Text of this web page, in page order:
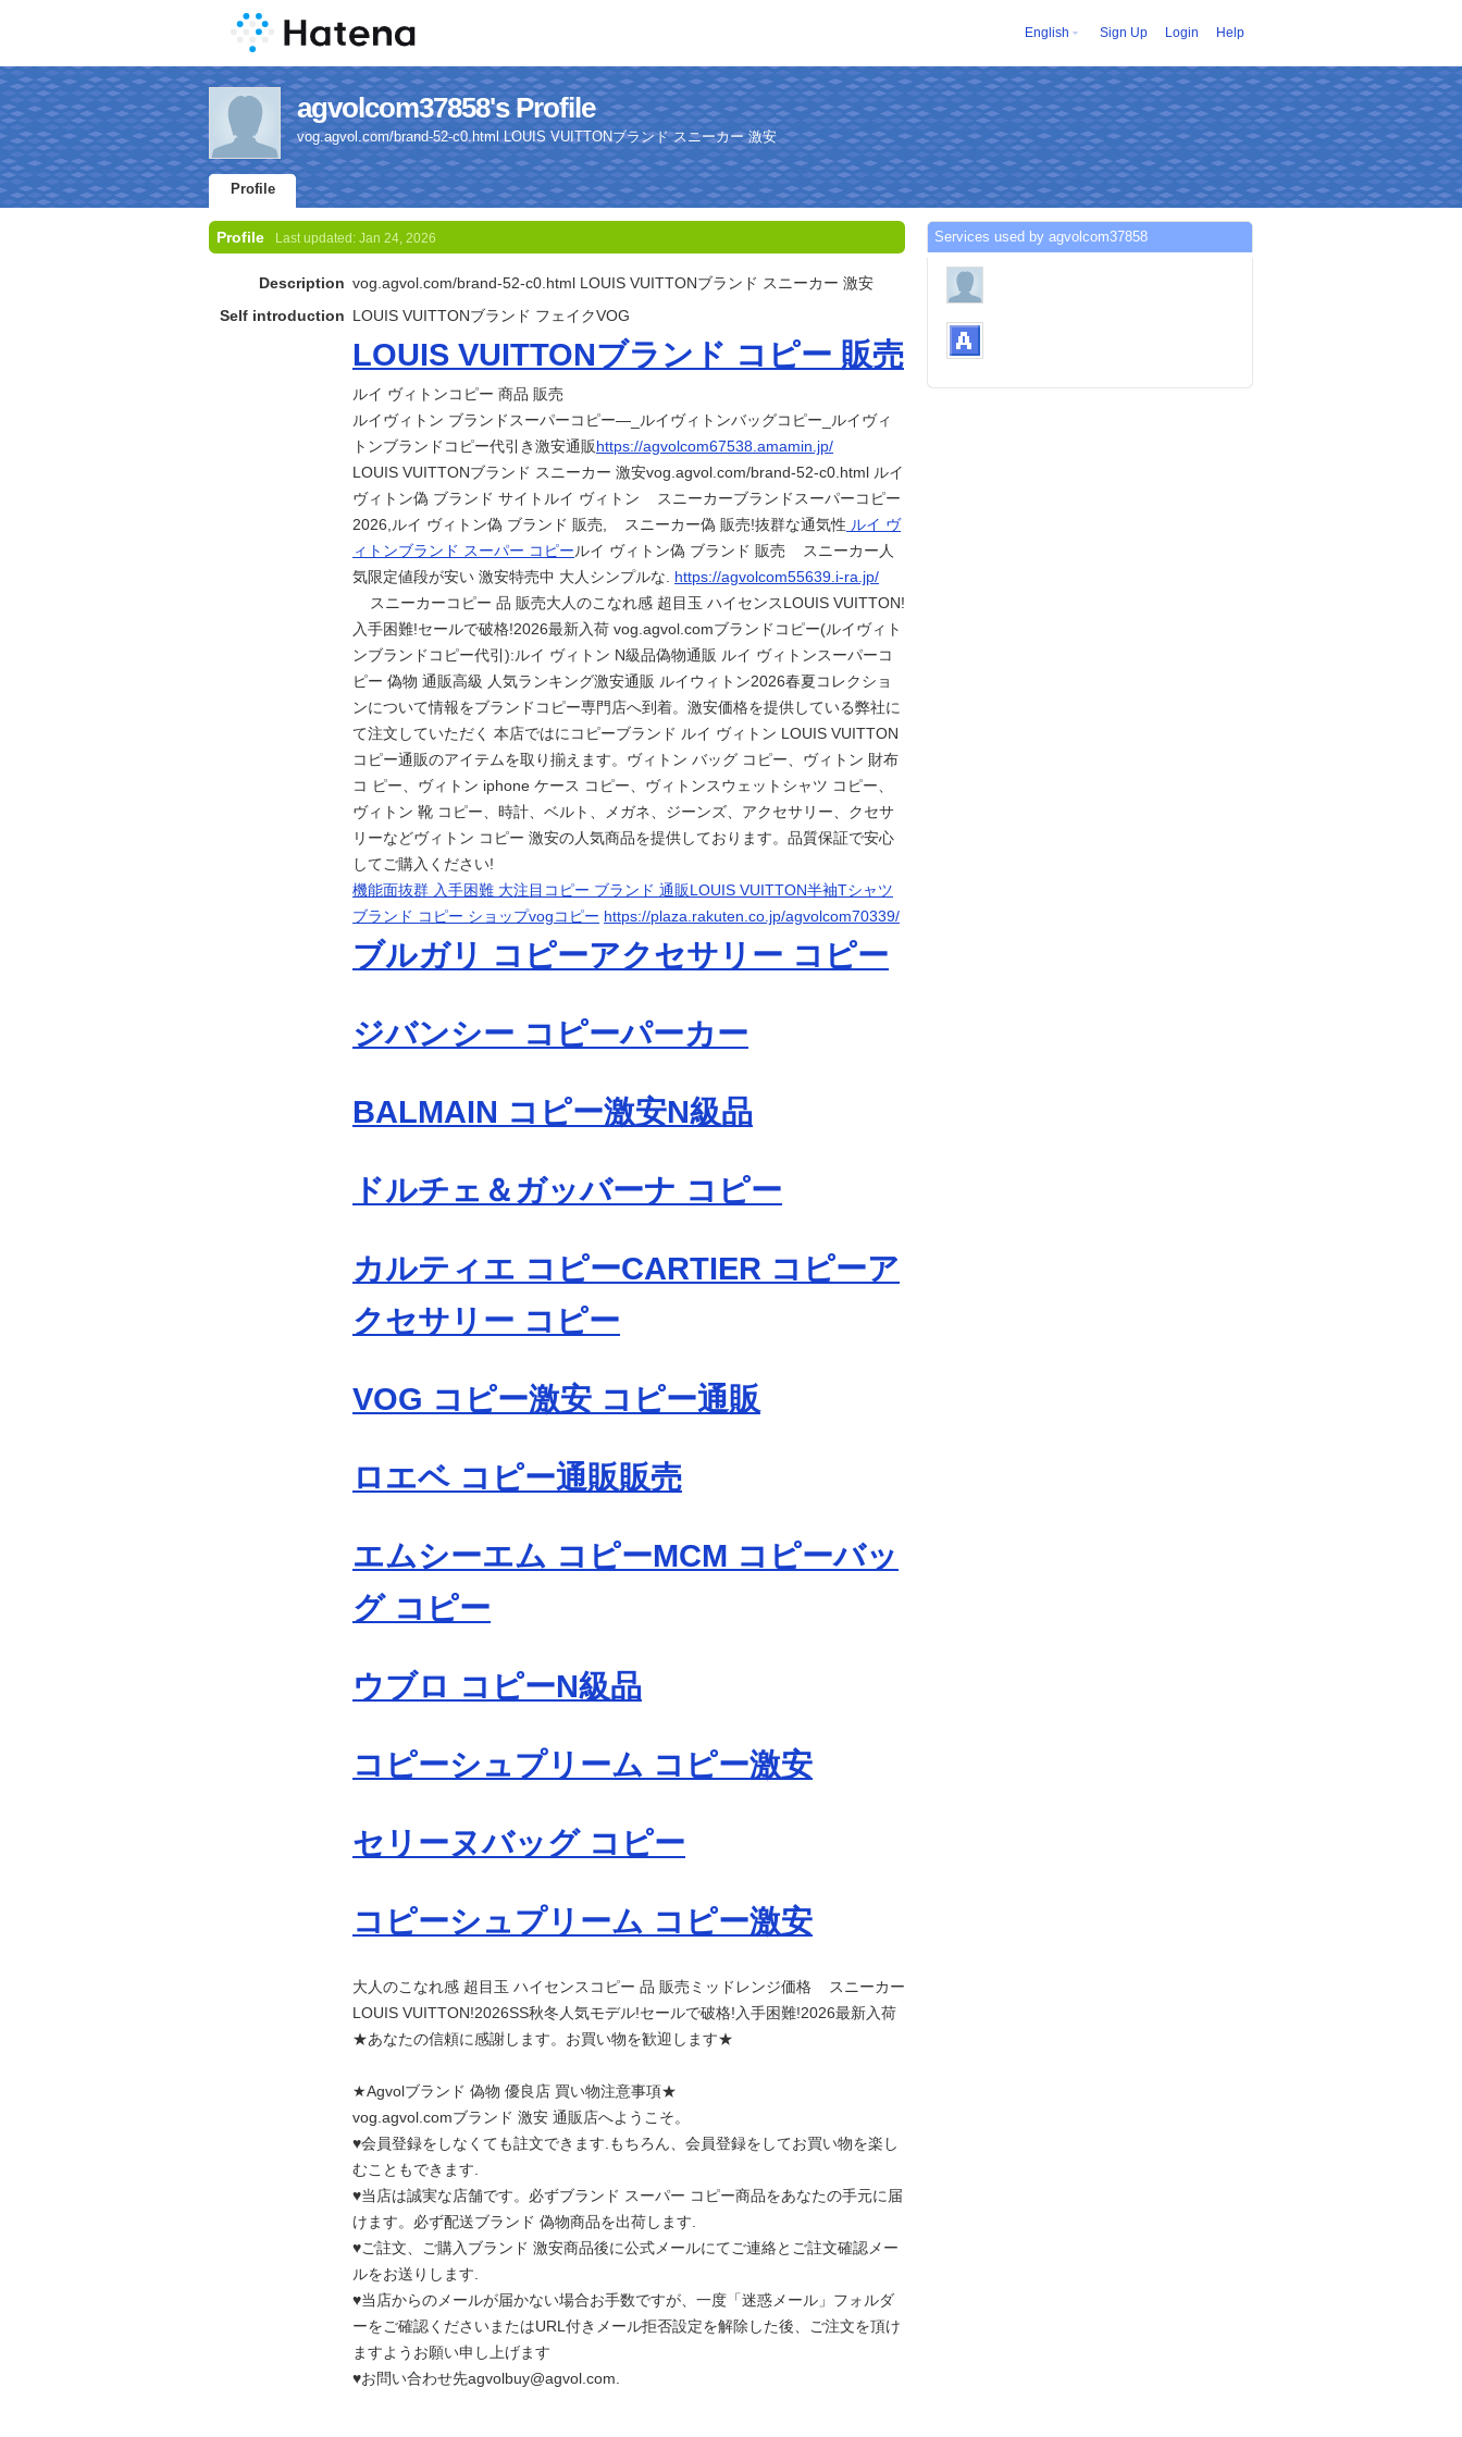
English Sign Up Login Help
agvolcom37858's Profile
vog.agvol.com/brand-52-c0.html LOUIS VUITTONブランド スニーカー 激安
Profile
Profile Last updated: Jan 24, 2026
Description vog.agvol.com/brand-52-c0.html LOUIS VUITTONブランド スニーカー 激安
Self introduction LOUIS VUITTONブランド フェイクVOG
LOUIS VUITTONブランド コピー 販売
ルイ ヴィトンコピー 商品 販売
ルイヴィトン ブランドスーパーコピー—_ルイヴィトンバッグコピー_ルイヴィ
トンブランドコピー代引き激安通販https://agvolcom67538.amamin.jp/
LOUIS VUITTONブランド スニーカー 激安vog.agvol.com/brand-52-c0.html ルイ
ヴィトン偽 ブランド サイトルイ ヴィトン スニーカーブランドスーパーコピー
2026,ルイ ヴィトン偽 ブランド 販売, スニーカー偽 販売!抜群な通気性 ルイ ヴ
ィトンブランド スーパー コピールイ ヴィトン偽 ブランド 販売 スニーカー人
気限定値段が安い 激安特売中 大人シンプルな. https://agvolcom55639.i-ra.jp/
スニーカーコピー 品 販売大人のこなれ感 超目玉 ハイセンスLOUIS VUITTON!
入手困難!セールで破格!2026最新入荷 vog.agvol.comブランドコピー(ルイヴィト
ンブランドコピー代引):ルイ ヴィトン N級品偽物通販 ルイ ヴィトンスーパーコ
ピー 偽物 通販高級 人気ランキング激安通販 ルイウィトン2026春夏コレクショ
ンについて情報をブランドコピー専門店へ到着。激安価格を提供している弊社に
て注文していただく 本店ではにコピーブランド ルイ ヴィトン LOUIS VUITTON
コピー通販のアイテムを取り揃えます。ヴィトン バッグ コピー、ヴィトン 財布
コ ピー、ヴィトン iphone ケース コピー、ヴィトンスウェットシャツ コピー、
ヴィトン 靴 コピー、時計、ベルト、メガネ、ジーンズ、アクセサリー、クセサ
リーなどヴィトン コピー 激安の人気商品を提供しております。品質保証で安心
してご購入ください!
機能面抜群 入手困難 大注目コピー ブランド 通販LOUIS VUITTON半袖Tシャツ
ブランド コピー ショップvogコピー https://plaza.rakuten.co.jp/agvolcom70339/
ブルガリ コピーアクセサリー コピー
ジバンシー コピーパーカー
BALMAIN コピー激安N級品
ドルチェ＆ガッバーナ コピー
カルティエ コピーCARTIER コピーア
クセサリー コピー
VOG コピー激安 コピー通販
ロエベ コピー通販販売
エムシーエム コピーMCM コピーバッ
グ コピー
ウブロ コピーN級品
コピーシュプリーム コピー激安
セリーヌバッグ コピー
コピーシュプリーム コピー激安
大人のこなれ感 超目玉 ハイセンスコピー 品 販売ミッドレンジ価格 スニーカー
LOUIS VUITTON!2026SS秋冬人気モデル!セールで破格!入手困難!2026最新入荷
★あなたの信頼に感謝します。お買い物を歓迎します★
★Agvolブランド 偽物 優良店 買い物注意事項★
vog.agvol.comブランド 激安 通販店へようこそ。
♥会員登録をしなくても註文できます.もちろん、会員登録をしてお買い物を楽し
むこともできます.
♥当店は誠実な店舗です。必ずブランド スーパー コピー商品をあなたの手元に届
けます。必ず配送ブランド 偽物商品を出荷します.
♥ご註文、ご購入ブランド 激安商品後に公式メールにてご連絡とご註文確認メー
ルをお送りします.
♥当店からのメールが届かない場合お手数ですが、一度「迷惑メール」フォルダ
ーをご確認くださいまたはURL付きメール拒否設定を解除した後、ご注文を頂け
ますようお願い申し上げます
♥お問い合わせ先agvolbuy@agvol.com.
Services used by agvolcom37858